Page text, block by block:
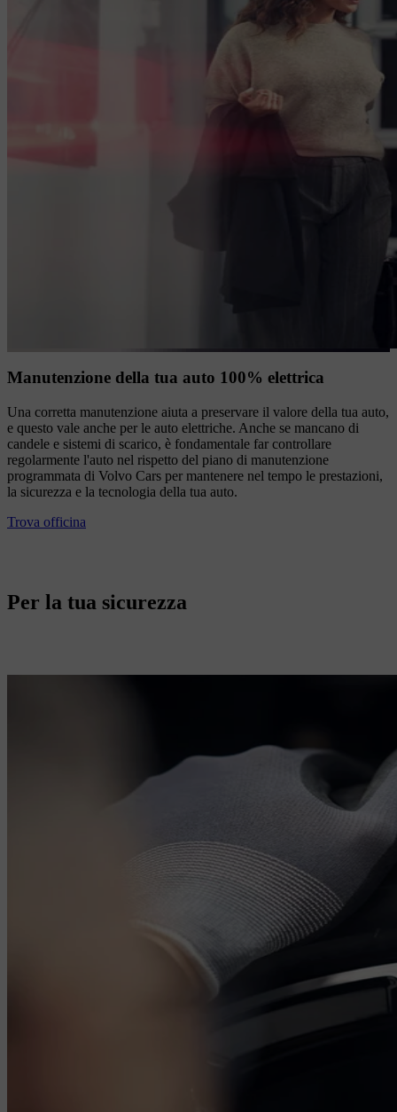
Manutenzione della tua auto 100% elettrica
Una corretta manutenzione aiuta a preservare il valore della tua auto,
e questo vale anche per le auto elettriche. Anche se mancano di
candele e sistemi di scarico, è fondamentale far controllare
regolarmente l'auto nel rispetto del piano di manutenzione
programmata di Volvo Cars per mantenere nel tempo le prestazioni,
la sicurezza e la tecnologia della tua auto.
Trova officina
Per la tua sicurezza